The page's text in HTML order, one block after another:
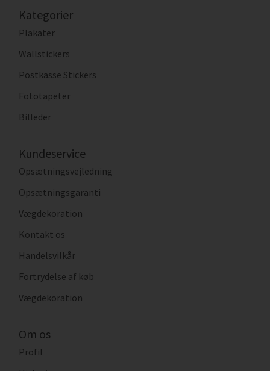
Kategorier
Plakater
Wallstickers
Postkasse Stickers
Fototapeter
Billeder
Kundeservice
Opsætningsvejledning
Opsætningsgaranti
Vægdekoration
Kontakt os
Handelsvilkår
Fortrydelse af køb
Vægdekoration
Om os
Profil